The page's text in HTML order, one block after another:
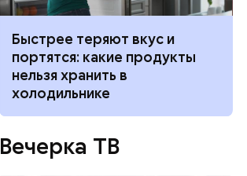
На какие «кошачьи» типажи
можно поделить людей
Вечерка ТВ